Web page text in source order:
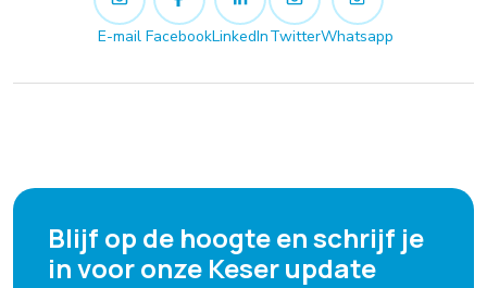
E-mail FacebookLinkedInTwitterWhatsapp
Blijf op de hoogte en schrijf je
in voor onze Keser update